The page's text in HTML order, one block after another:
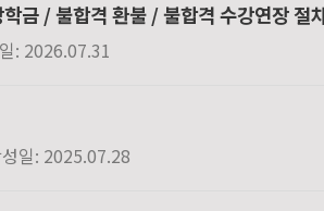
금 / 불합격 환불 / 불합격 수강연장 절
: 2026.07.31
일: 2025.07.28